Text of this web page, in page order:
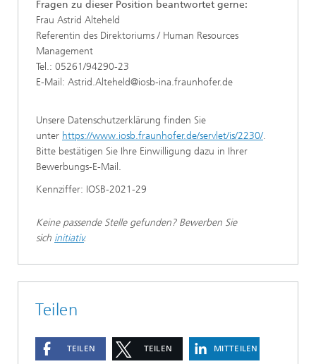
Fragen zu dieser Position beantwortet gerne:
Frau Astrid Alteheld
Referentin des Direktoriums / Human Resources
Management
Tel.: 05261/94290-23
E-Mail: Astrid.Alteheld@iosb-ina.fraunhofer.de
Unsere Datenschutzerklärung finden Sie
unter https://www.iosb.fraunhofer.de/servlet/is/2230/.
Bitte bestätigen Sie Ihre Einwilligung dazu in Ihrer
Bewerbungs-E-Mail.
Kennziffer: IOSB-2021-29
Keine passende Stelle gefunden? Bewerben Sie
sich initiativ.
Teilen
TEILEN TEILEN MITTEILEN